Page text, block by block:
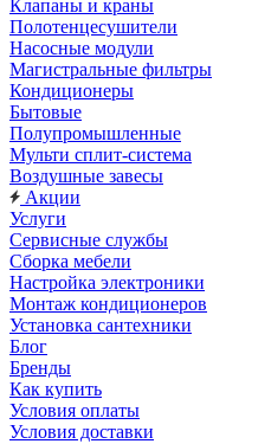
Клапаны и краны
Полотенцесушители
Насосные модули
Магистральные фильтры
Кондиционеры
Бытовые
Полупромышленные
Мульти сплит-система
Воздушные завесы
Акции
Услуги
Сервисные службы
Сборка мебели
Настройка электроники
Монтаж кондиционеров
Установка сантехники
Блог
Бренды
Как купить
Условия оплаты
Условия доставки